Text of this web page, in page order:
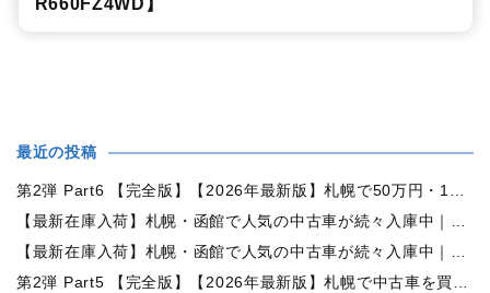
R660FZ4WD】
最近の投稿
第2弾 Part6 【完全版】【2026年最新版】札幌で50万円・100万円・150万円ならどんな中古車が買える？予算別中古車選び完全ガイド
【最新在庫入荷】札幌・函館で人気の中古車が続々入庫中｜早い者勝ち！【トヨタ ヴォクシー2.0ZS煌Ⅱ 4WD】
【最新在庫入荷】札幌・函館で人気の中古車が続々入庫中｜早い者勝ち！【ダイハツ タント660カスタムX 4WD】
第2弾 Part5 【完全版】【2026年最新版】札幌で中古車を買うなら何月がおすすめ？狙い目の時期・冬前に買うメリットを徹底解説